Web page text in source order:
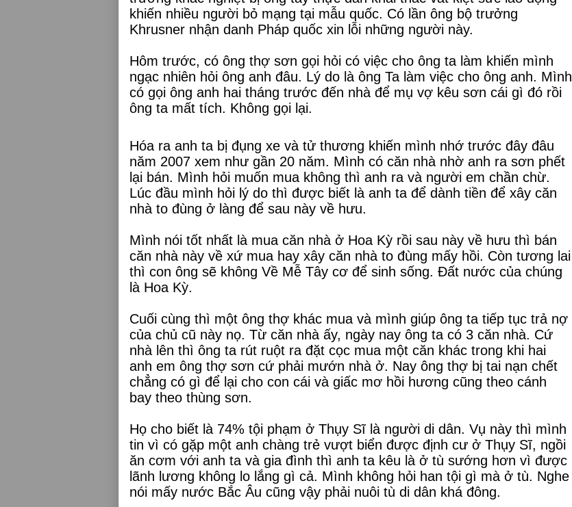
khiến nhiều người bỏ mạng tại mẫu quốc. Có lần ông bộ trưởng
Khrusner nhận danh Pháp quốc xin lỗi những người này.
Hôm trước, có ông thợ sơn gọi hỏi có việc cho ông ta làm khiến mình
ngạc nhiên hỏi ông anh đâu. Lý do là ông Ta làm việc cho ông anh. Mình
có gọi ông anh hai tháng trước đến nhà để mụ vợ kêu sơn cái gì đó rồi
ông ta mất tích. Không gọi lại.
Hóa ra anh ta bị đụng xe và tử thương khiến mình nhớ trước đây đâu
năm 2007 xem như gần 20 năm. Mình có căn nhà nhờ anh ra sơn phết
lại bán. Mình hỏi muốn mua không thì anh ra và người em chần chừ.
Lúc đầu mình hỏi lý do thì được biết là anh ta để dành tiền để xây căn
nhà to đùng ở làng để sau này về hưu.
Mình nói tốt nhất là mua căn nhà ở Hoa Kỳ rồi sau này về hưu thì bán
căn nhà này về xứ mua hay xây căn nhà to đùng mấy hồi. Còn tương lai
thì con ông sẽ không Về Mễ Tây cơ để sinh sống. Đất nước của chúng
là Hoa Kỳ.
Cuối cùng thì một ông thợ khác mua và mình giúp ông ta tiếp tục trả nợ
của chủ cũ này nọ. Từ căn nhà ấy, ngày nay ông ta có 3 căn nhà. Cứ
nhà lên thì ông ta rút ruột ra đặt cọc mua một căn khác trong khi hai
anh em ông thợ sơn cứ phải mướn nhà ở. Nay ông thợ bị tai nạn chết
chẳng có gì để lại cho con cái và giấc mơ hồi hương cũng theo cánh
bay theo thùng sơn.
Họ cho biết là 74% tội phạm ở Thụy Sĩ là người di dân. Vụ này thì mình
tin vì có gặp một anh chàng trẻ vượt biển được định cư ở Thụy Sĩ, ngồi
ăn cơm với anh ta và gia đình thì anh ta kêu là ở tù sướng hơn vì được
lãnh lương không lo lắng gì cả. Mình không hỏi han tội gì mà ở tù. Nghe
nói mấy nước Bắc Âu cũng vậy phải nuôi tù di dân khá đông.